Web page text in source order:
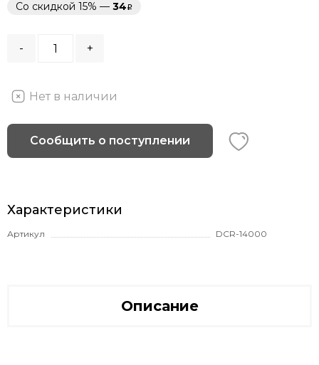
Со скидкой 15% — 34
- +
Нет в наличии
Сообщить о поступлении
Характеристики
Артикул DCR-14000
Описание